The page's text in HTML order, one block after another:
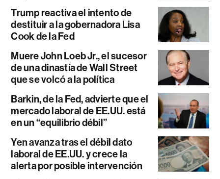
Trump reactiva el intento de
destituir a la gobernadora Lisa
Cook de la Fed
Muere John Loeb Jr., el sucesor
de una dinastía de Wall Street
que se volcó a la política
Barkin, de la Fed, advierte que el
mercado laboral de EE.UU. está
en un “equilibrio débil”
Yen avanza tras el débil dato
laboral de EE.UU. y crece la
alerta por posible intervención